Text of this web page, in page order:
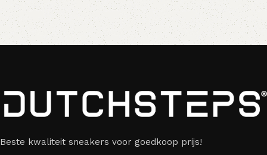
Beste kwaliteit sneakers voor goedkoop prijs!